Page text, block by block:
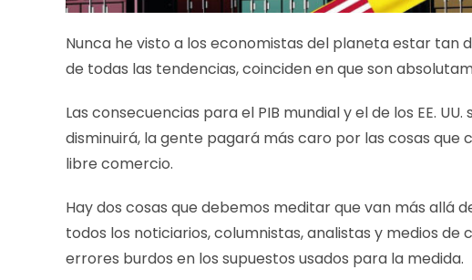
Nunca he visto a los economistas del planeta estar tan
de todas las tendencias, coinciden en que son
Las consecuencias para el PIB mundial y el de los EE.
disminuirá, la gente pagará más caro por las cosas que
libre comercio.
Hay dos cosas que debemos meditar que van más allá
todos los noticiarios, columnistas, analistas y medios de
errores burdos en los supuestos usados para la medida.